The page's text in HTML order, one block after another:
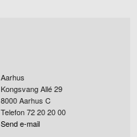
Aarhus
Kongsvang Allé 29
8000Aarhus C
Telefon 72 20 20 00
Send e-mail